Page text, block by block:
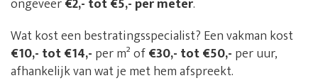
Wat kost een bestratingsspecialist? Een vakman kost
€10,- tot €14,- per m² of€30,- tot €50,- per uur,
afhankelijk van wat je met hem afspreekt.